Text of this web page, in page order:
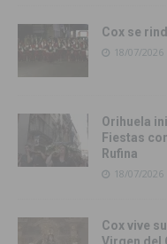
Cox se
18/07/2026
Orihuela
Fiestas
Rufina
18/07/2026
Cox vive
Virgen del